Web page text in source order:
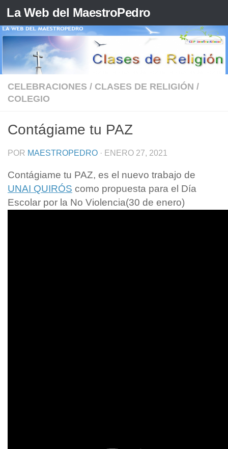
Saltar al contenido
La Web del MaestroPedro
CELEBRACIONES / CLASES DE RELIGIÓN /
COLEGIO
Contágiame tu PAZ
POR MAESTROPEDRO · ENERO 27, 2021
Contágiame tu PAZ, es el nuevo trabajo de
UNAI QUIRÓS como propuesta para el Día
Escolar por la No Violencia(30 de enero)